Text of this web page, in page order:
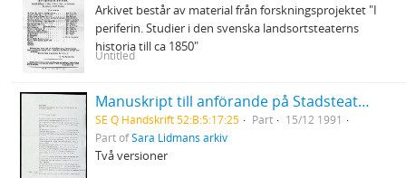
Arkivet består av material från forskningsprojektet "I
periferin. Studier i den svenska landsortsteaterns
historia till ca 1850"
Untitled
Manuskript till anförande på Stadsteatern, Stockholm på möte för ANC och Nadine Gordimer
SE Q Handskrift 52:B:5:17:25 Part
15/12 1991
Part ofSara Lidmans arkiv
Två versioner